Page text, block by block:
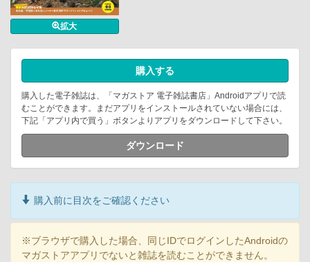
拡大
購入する
購入した電子雑誌は、「マガストア 電子雑誌書店」Androidアプリで読
むことができます。まだアプリをインストールされていない場合には、
下記「アプリ内で買う」ボタンよりアプリをダウンロードして下さい。
ダウンロード
購入前に目次をご確認ください
※ブラウザで購入した場合、同じIDでログインしたAndroidの
マガストアアプリでないと雑誌を読むことができません。